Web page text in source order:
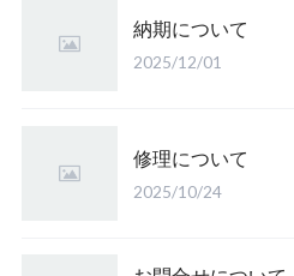
納期について
2025/12/01
修理について
2025/10/24